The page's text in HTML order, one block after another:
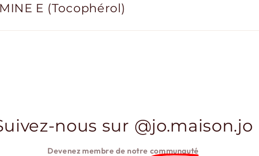
E (Tocophérol)
nous sur @jo.maison.jo
Devenez membre de notre communauté